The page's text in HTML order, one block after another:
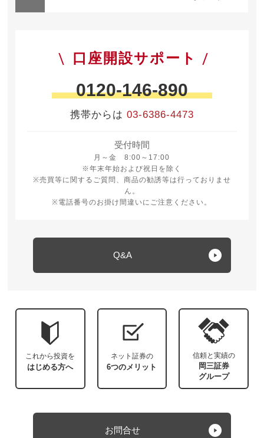
口座開設サポート
0120-146-890
携帯からは 03-6386-4473
受付時間
月～金 8:00～17:00
月曜日から金曜日 8時から17時
※年末年始および祝日を除く
※売買等に関するご質問、商品の勧誘等は行っておりませ
ん。
※電話番号のお掛け間違いにご注意ください。
Q&A
これから投資を
はじめる方へ
ネット証券の
6つのメリット
信頼と実績の
岡三証券
グループ
お問合せ